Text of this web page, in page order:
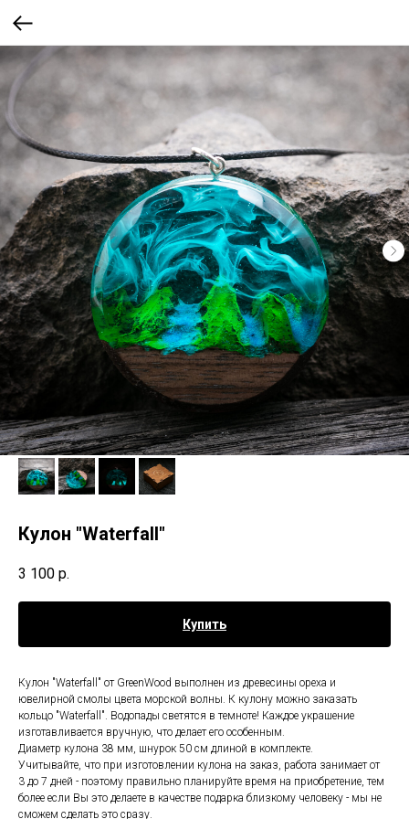
Кулон "Waterfall"
3 100 р.
Купить
Кулон "Waterfall" от GreenWood выполнен из древесины ореха и
ювелирной смолы цвета морской волны. К кулону можно заказать
кольцо "Waterfall". Водопады светятся в темноте! Каждое украшение
изготавливается вручную, что делает его особенным.
Диаметр кулона 38 мм, шнурок 50 см длиной в комплекте.
Учитывайте, что при изготовлении кулона на заказ, работа занимает от
3 до 7 дней - поэтому правильно планируйте время на приобретение, тем
более если Вы это делаете в качестве подарка близкому человеку - мы не
сможем сделать это сразу.